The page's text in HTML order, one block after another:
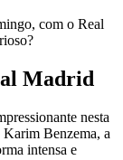
com o Real
Madrid
nesta
Benzema, a
intensa e